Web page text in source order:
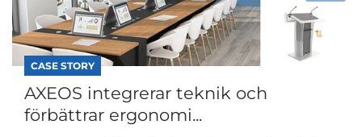
CASE STORY
AXEOS integrerar teknik och
förbättrar ergonomi...